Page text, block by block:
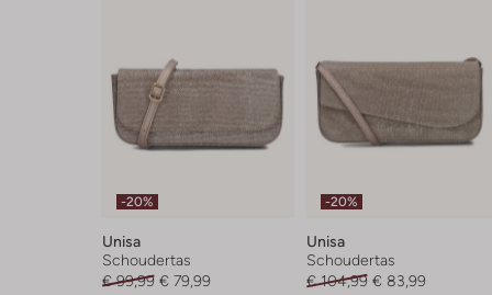
-20%
Unisa
Schoudertas
€ 99,99 € 79,99
-20%
Unisa
Schoudertas
€ 104,99 € 83,99